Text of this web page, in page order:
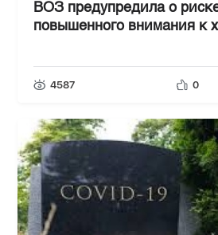
ВОЗ предупредила о
повышенного внимания к
4587 0